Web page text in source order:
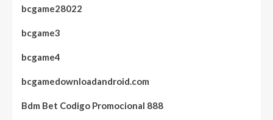
bcgame28022
bcgame3
bcgame4
bcgamedownloadandroid.com
Bdm Bet Codigo Promocional 888